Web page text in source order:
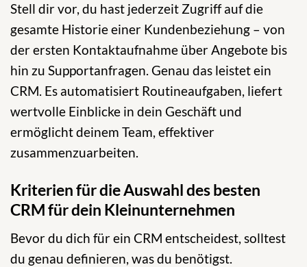
Stell dir vor, du hast jederzeit Zugriff auf die
gesamte Historie einer Kundenbeziehung – von
der ersten Kontaktaufnahme über Angebote bis
hin zu Supportanfragen. Genau das leistet ein
CRM. Es automatisiert Routineaufgaben, liefert
wertvolle Einblicke in dein Geschäft und
ermöglicht deinem Team, effektiver
zusammenzuarbeiten.
Kriterien für die Auswahl des besten
CRM für dein Kleinunternehmen
Bevor du dich für ein CRM entscheidest, solltest
du genau definieren, was du benötigst.